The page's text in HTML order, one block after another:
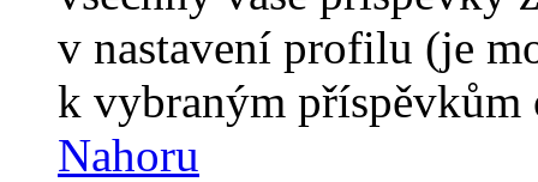
v nastavení profilu (je
k vybraným příspěvkům
Nahoru